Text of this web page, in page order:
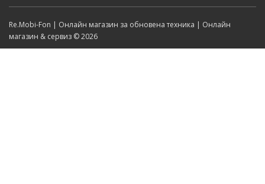
Re.Mobi-Fon | Онлайн магазин за обновена техника | Онлайн
магазин & сервиз © 2026